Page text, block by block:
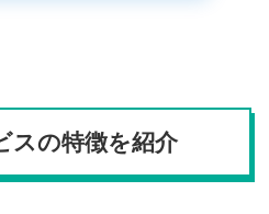
スの特徴を紹介